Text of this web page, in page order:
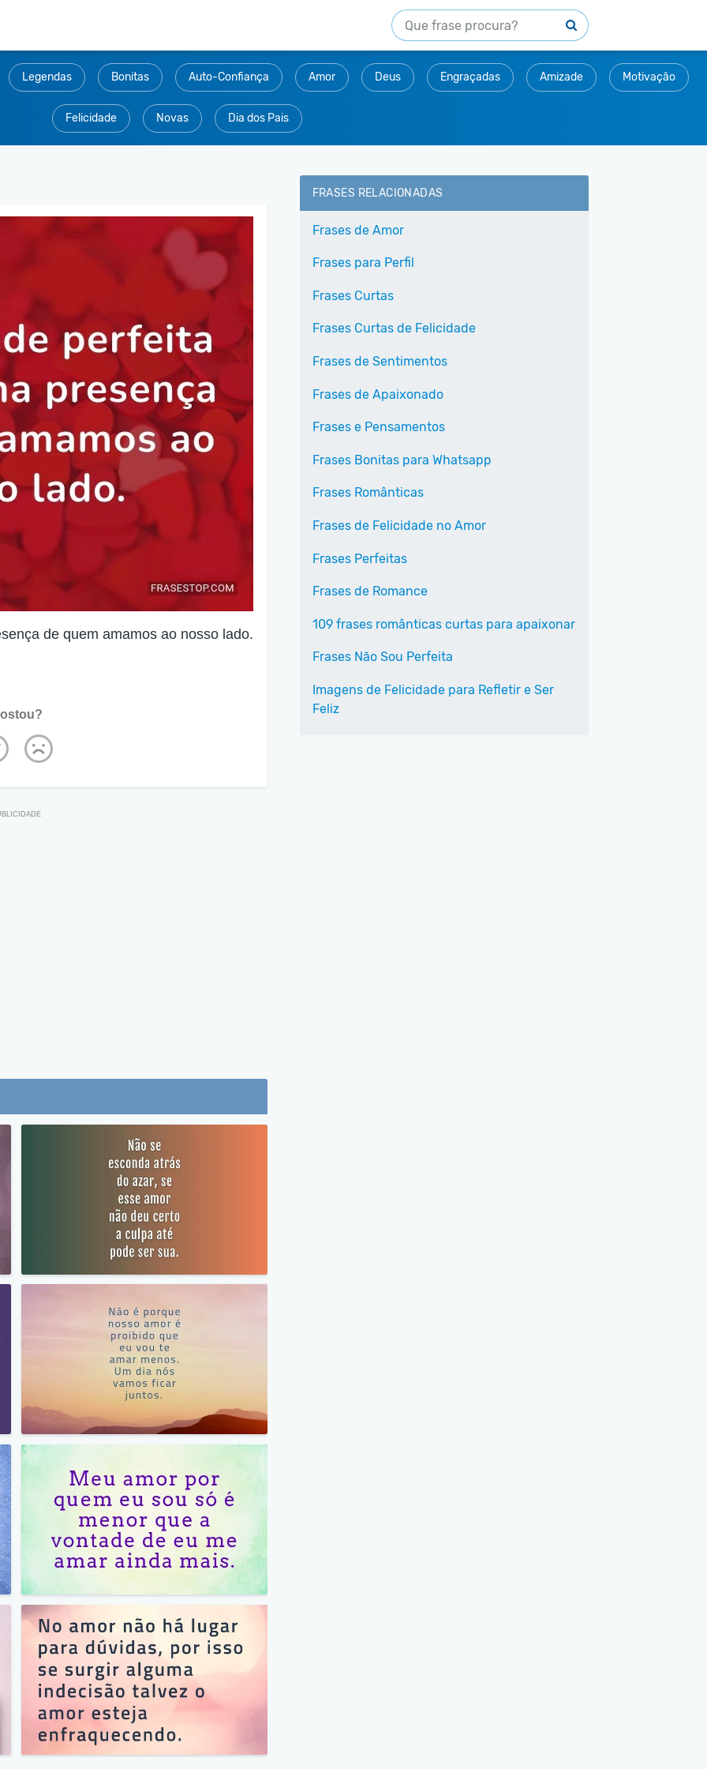
Legendas Bonitas Auto-Confiança Amor Deus Engraçadas Amizade Motivação
Felicidade Novas Dia dos Pais
de quem amamos ao nosso lado.
FRASES RELACIONADAS
Frases de Amor
Frases para Perfil
Frases Curtas
Frases Curtas de Felicidade
Frases de Sentimentos
Frases de Apaixonado
Frases e Pensamentos
Frases Bonitas para Whatsapp
Frases Românticas
Frases de Felicidade no Amor
Frases Perfeitas
Frases de Romance
109 frases românticas curtas para apaixonar
Frases Não Sou Perfeita
Imagens de Felicidade para Refletir e Ser
Feliz